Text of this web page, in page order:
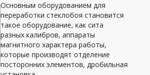
Основным оборудованием для
переработки стеклобоя становится
такое оборудование, как сита
разных калибров, аппараты
магнитного характера работы,
которые производят отделение
посторонних элементов, дробильная